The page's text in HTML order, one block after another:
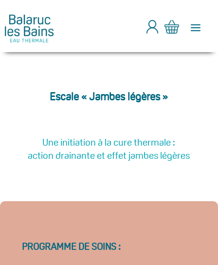
a
Escale « Jambes légères »
Une initiation à la cure thermale :
action drainante et effet jambes légères
PROGRAMME DE SOINS :